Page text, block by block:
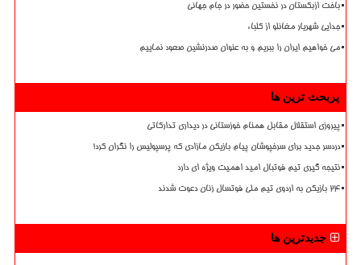
باخت ازبکستان در نخستین حضور در جام جهانی
جدایی شهریار مغانلو از کلباء
می خواهیم ایران را ببریم و به عنوان صدرنشین صعود نماییم
پربحث ترین ها
پیروزی استقلال مقابل همنام خوزستانی در دیداری تدارکاتی
دردسر جدید برای سرخپوشان پیام بازیکن مازادی که پرسپولیس را نگران کرد!
نتیجه گیری تیم فوتبال امید اهمیت ویژه ای دارد
۲۴ بازیکن به اردوی تیم ملی فوتسال زنان دعوت شدند
جدیدترین ها